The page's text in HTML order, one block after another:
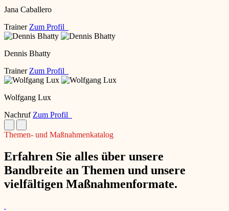
Jana Caballero
Trainer Zum Profil
Dennis Bhatty
Trainer Zum Profil
Wolfgang Lux
Nachruf Zum Profil
Themen- und Maßnahmenkatalog
Erfahren Sie alles über unsere
Bandbreite an Themen und unsere
vielfältigen Maßnahmenformate.